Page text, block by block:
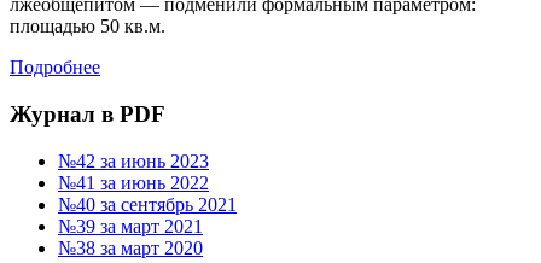
лжеобщепитом — подменили формальным параметром:
площадью 50 кв.м.
Подробнее
Журнал в PDF
№42 за июнь 2023
№41 за июнь 2022
№40 за сентябрь 2021
№39 за март 2021
№38 за март 2020